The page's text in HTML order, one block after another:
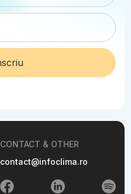
CONTACT & OTHER
contact@infoclima.ro